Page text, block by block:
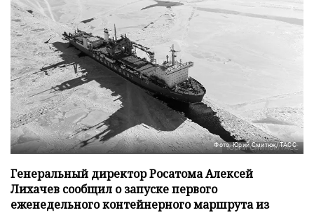
Фото: Юрий Смитюк/ТАСС
Генеральный директор Росатома Алексей
Лихачев сообщил о запуске первого
еженедельного контейнерного маршрута из